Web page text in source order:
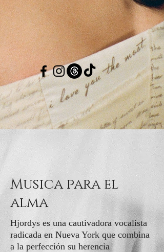
Musica para el
alma
Hjordys es una cautivadora vocalista
radicada en Nueva York que combina
a la perfección su herencia